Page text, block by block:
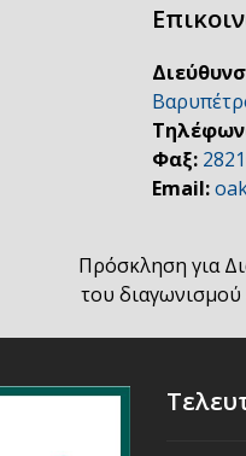
Φαξ:
Email:
next
post:
Πρόσκληση για
του